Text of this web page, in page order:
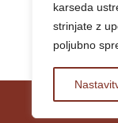
karseda
strinjate z
poljubno